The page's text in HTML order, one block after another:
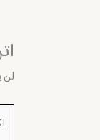
لن
اكتب